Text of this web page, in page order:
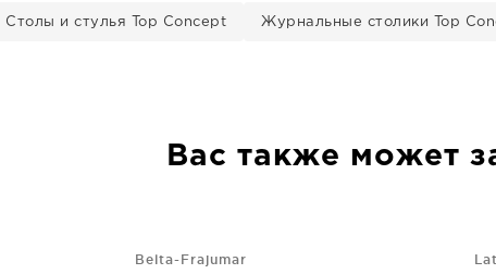
Столы и стулья Top Concept Журнальные столики Top
Вас также может
Belta-Frajumar